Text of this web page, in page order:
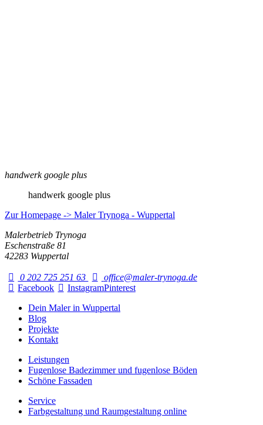
handwerk google plus
handwerk google plus
Zur Homepage -> Maler Trynoga - Wuppertal
Malerbetrieb Trynoga
Eschenstraße 81
42283 Wuppertal
0 202 725 251 63
office@maler-trynoga.de
Facebook
InstagramPinterest
Dein Maler in Wuppertal
Blog
Projekte
Kontakt
Leistungen
Fugenlose Badezimmer und fugenlose Böden
Schöne Fassaden
Service
Farbgestaltung und Raumgestaltung online